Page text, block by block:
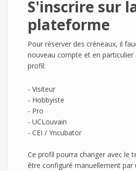
S'inscrire sur
plateforme
Pour réserver des créneaux, il
nouveau compte et en particulier
profil:
- Visiteur
- Hobbyiste
- Pro
- UCLouvain
- CEI / Yncubator
Ce profil pourra changer avec le
être configuré manuellement par